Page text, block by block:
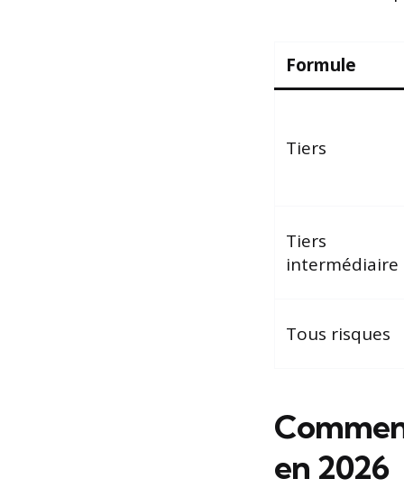
Formule
Tiers
Tiers
intermédiaire
Tous risques
en 2026